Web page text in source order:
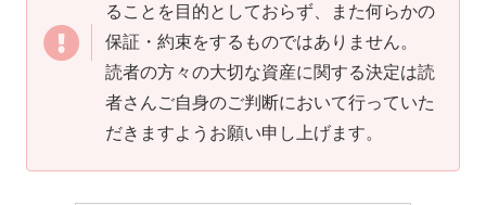
ることを目的としておらず、また何らかの
保証・約束をするものではありません。
読者の方々の大切な資産に関する決定は読
者さんご自身のご判断において行っていた
だきますようお願い申し上げます。